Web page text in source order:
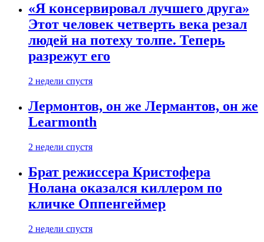
«Я консервировал лучшего друга»
Этот человек четверть века резал
людей на потеху толпе. Теперь
разрежут его
2 недели спустя
Лермонтов, он же Лермантов, он же
Learmonth
2 недели спустя
Брат режиссера Кристофера
Нолана оказался киллером по
кличке Оппенгеймер
2 недели спустя